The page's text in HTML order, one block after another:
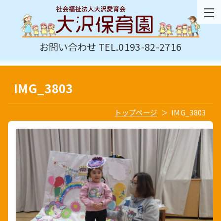
お問い合わせ TEL.0193-82-2716
IMG_3803
トップページ IMG_3803